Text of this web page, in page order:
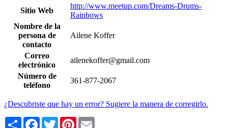
Sitio Web
http://www.meetup.com/Dreams-Drums-
Rainbows
Nombre de la
persona de
contacto
Ailene Koffer
Correo
electrónico
ailenekoffer@gmail.com
Número de
teléfono
361-877-2067
¿Descubriste que hay un error? Sugiere la manera de corregirlo.
Share Facebook
TwitterPinterest